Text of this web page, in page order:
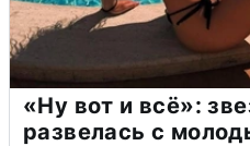
«Ну вот и всё»:
развелась с